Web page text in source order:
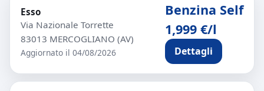
Esso
Via Nazionale Torrette
83013 MERCOGLIANO (AV)
Aggiornato il 04/08/2026
Benzina Self
1,999 €/l
Dettagli